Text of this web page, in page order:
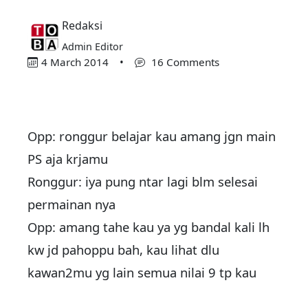
Redaksi
Admin Editor
4 March 2014 • 16 Comments
Opp: ronggur belajar kau amang jgn main
PS aja krjamu
Ronggur: iya pung ntar lagi blm selesai
permainan nya
Opp: amang tahe kau ya yg bandal kali lh
kw jd pahoppu bah, kau lihat dlu
kawan2mu yg lain semua nilai 9 tp kau